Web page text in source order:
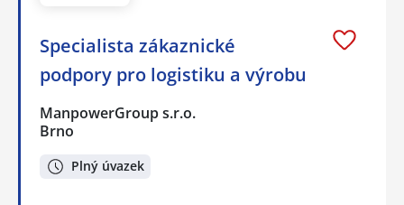
Specialista zákaznické
podpory pro logistiku a výrobu
ManpowerGroup s.r.o.
Brno
Plný úvazek